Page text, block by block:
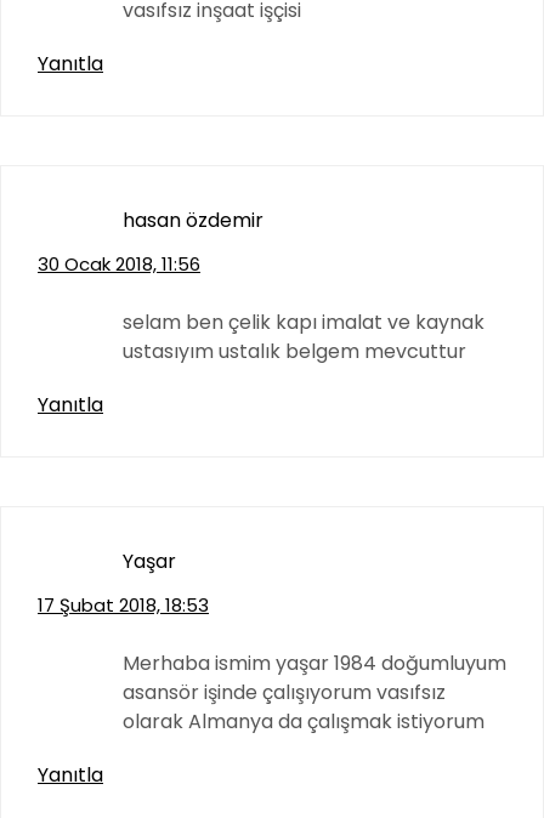
vasıfsız inşaat işçisi
Yanıtla
hasan özdemir
30 Ocak 2018, 11:56
selam ben çelik kapı imalat ve kaynak
ustasıyım ustalık belgem mevcuttur
Yanıtla
Yaşar
17 Şubat 2018, 18:53
Merhaba ismim yaşar 1984 doğumluyum
asansör işinde çalışıyorum vasıfsız
olarak Almanya da çalışmak istiyorum
Yanıtla